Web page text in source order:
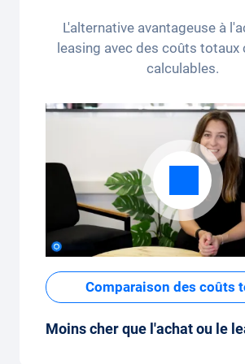
forfait kilométrique peut être
confortablement sur
L'alternative avantageuse à
leasing avec des coûts totaux
calculables.
Comparaison des coûts
Moins cher que l'achat ou le